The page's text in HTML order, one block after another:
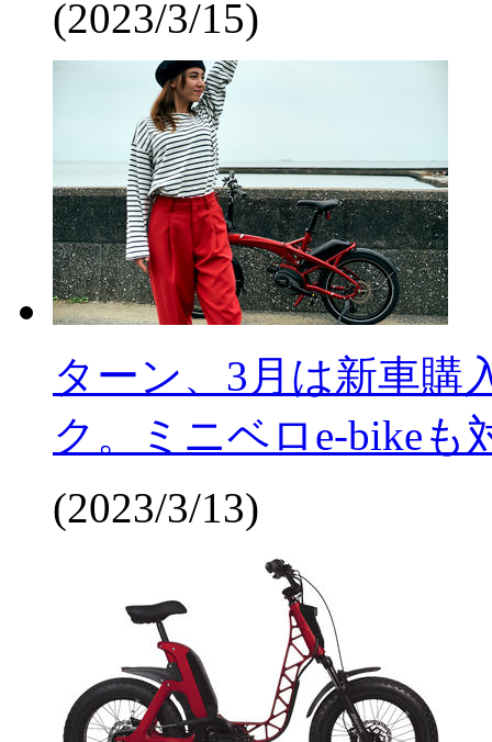
(2023/3/15)
ターン、3月は新車購
ク。ミニベロe-bikeも
(2023/3/13)